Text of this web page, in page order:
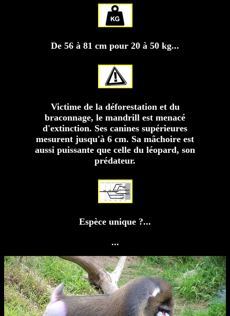
De 56 à 81 cm pour 20 à 50 kg...
Victime de la déforestation et du
braconnage, le mandrill est menacé
d'extinction. Ses canines supérieures
mesurent jusqu'à 6 cm. Sa mâchoire est
aussi puissante que celle du léopard, son
prédateur.
Espèce unique ?...
...